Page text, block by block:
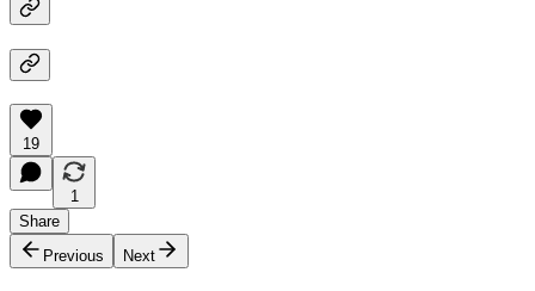
19
1
Share
Previous
Next